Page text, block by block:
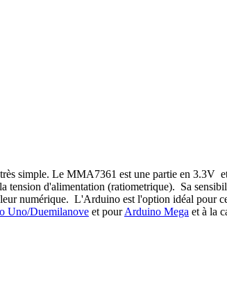
simple. Le MMA7361 est une partie en 3.3V
tension d'alimentation (ratiometrique). Sa
numérique. L'Arduino est l'option idéal pour
Uno/Duemilanove et pourArduino Mega et à la